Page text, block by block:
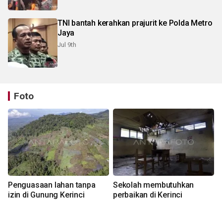
TNI bantah kerahkan prajurit ke Polda Metro
Jaya
Jul 9th
Foto
Penguasaan lahan tanpa
izin di Gunung Kerinci
Sekolah membutuhkan
perbaikan di Kerinci